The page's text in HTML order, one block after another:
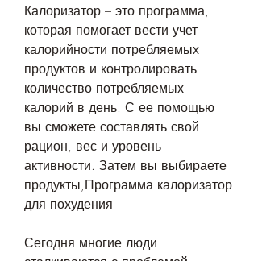
Калоризатор – это программа,
которая помогает вести учет
калорийности потребляемых
продуктов и контролировать
количество потребляемых
калорий в день. С ее помощью
вы сможете составлять свой
рацион, вес и уровень
активности. Затем вы выбираете
продукты,Программа калоризатор
для похудения
Сегодня многие люди